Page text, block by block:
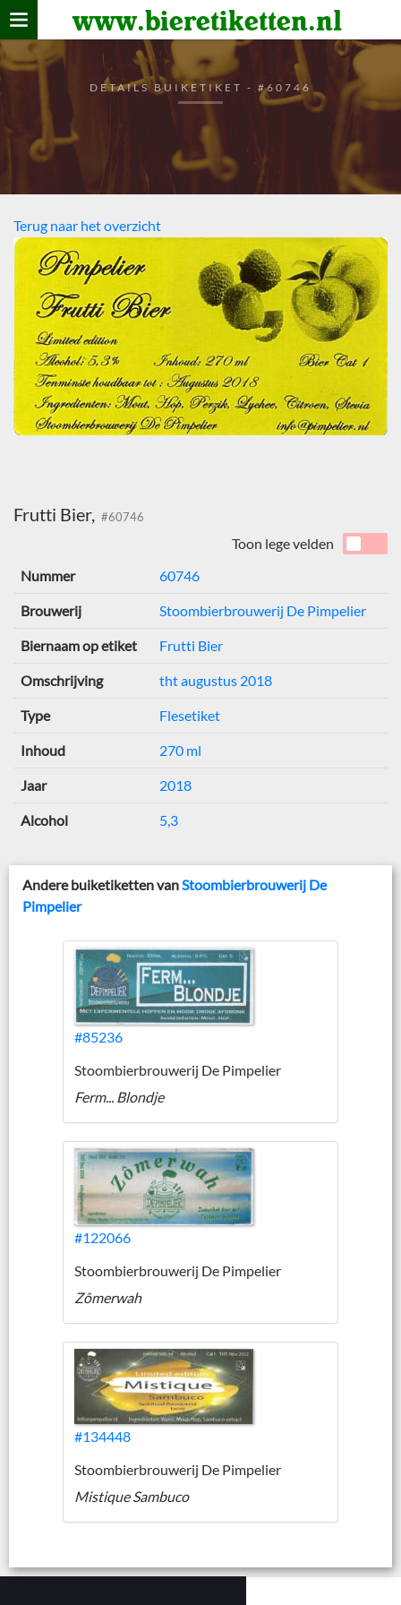
www.bieretiketten.nl
Home
verzamelen
De bierkaart
Bezoekers
DETAILS BUIKETIKET - #60746
Terug naar het overzicht
Frutti Bier, #60746
Toon lege velden
Nummer
60746
Brouwerij Stoombierbrouwerij De Pimpelier
Biernaam op etiket Frutti Bier
Omschrijving tht augustus 2018
Type Flesetiket
Inhoud 270 ml
Jaar 2018
Alcohol 5,3
Andere buiketiketten vanStoombierbrouwerij De
Pimpelier
#85236
Stoombierbrouwerij De Pimpelier
Ferm... Blondje
#122066
Stoombierbrouwerij De Pimpelier
Zômerwah
#134448
Stoombierbrouwerij De Pimpelier
Mistique Sambuco